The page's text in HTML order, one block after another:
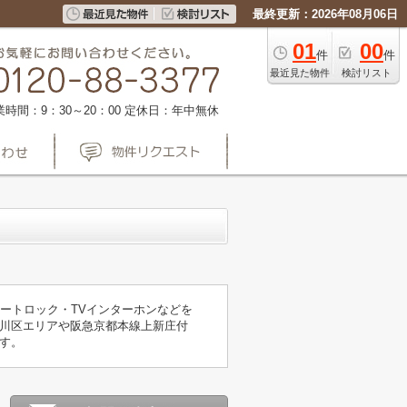
最終更新：2026年08月06日
01件
最近見た物件
00件
検討リスト
時間：9：30～20：00 定休日：年中無休
トロック・TVインターホンなどを
区エリアや阪急京都本線上新庄付
。